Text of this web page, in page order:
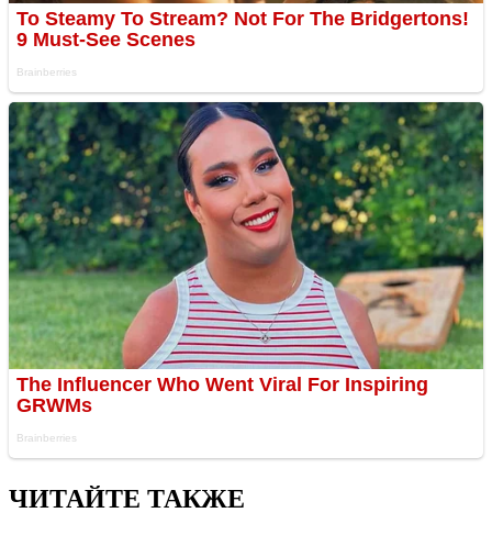
ЧИТАЙТЕ ТАКЖЕ